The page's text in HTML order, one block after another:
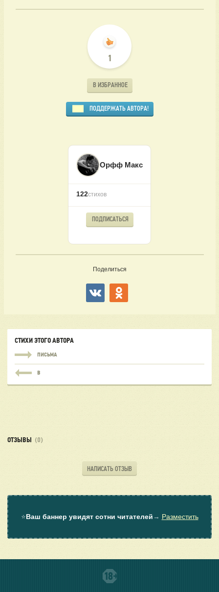
1
В ИЗБРАННОЕ
ПОДДЕРЖАТЬ АВТОРА!
Орфф Макс
122стихов
ПОДПИСАТЬСЯ
Поделиться
СТИХИ ЭТОГО АВТОРА
ПИСЬМА
В
ОТЗЫВЫ (0)
НАПИСАТЬ ОТЗЫВ
⭐Ваш баннер увидят сотни читателей → Разместить